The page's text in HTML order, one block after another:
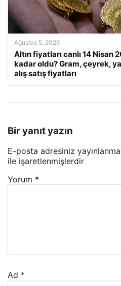
Ağustos 5, 2026
Altın fiyatları canlı 14 Nisan
kadar oldu? Gram, çeyrek,
alış satış fiyatları
Bir yanıt yazın
E-posta adresiniz
ile işaretlenmişlerdir
Yorum *
Ad *